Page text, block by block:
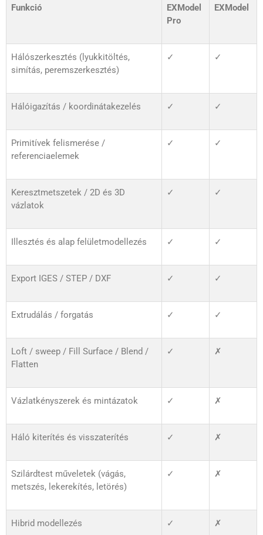
Funkció
EXModel
Pro
EXModel
Hálószerkesztés (lyukkitöltés,
simítás, peremszerkesztés)
✓ ✓
Hálóigazítás / koordinátakezelés ✓ ✓
Primitívek felismerése /
referenciaelemek
✓ ✓
Keresztmetszetek / 2D és 3D
vázlatok
✓ ✓
Illesztés és alap felületmodellezés ✓ ✓
Export IGES / STEP / DXF ✓ ✓
Extrudálás / forgatás ✓ ✓
Loft / sweep / Fill Surface / Blend /
Flatten
✓ ✗
Vázlatkényszerek és mintázatok ✓ ✗
Háló kiterítés és visszaterítés ✓ ✗
Szilárdtest műveletek (vágás,
metszés, lekerekítés, letörés)
✓ ✗
Hibrid modellezés ✓ ✗